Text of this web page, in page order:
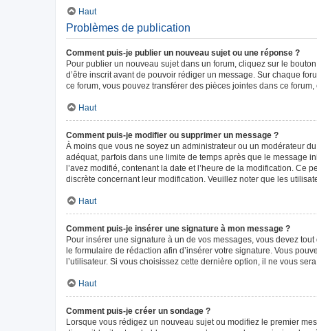
Haut
Problèmes de publication
Comment puis-je publier un nouveau sujet ou une réponse ?
Pour publier un nouveau sujet dans un forum, cliquez sur le
d’être inscrit avant de pouvoir rédiger un message. Sur chaque
ce forum, vous pouvez transférer des pièces jointes dans ce forum,
Haut
Comment puis-je modifier ou supprimer un message ?
À moins que vous ne soyez un administrateur ou un modérateur
adéquat, parfois dans une limite de temps après que le message
l’avez modifié, contenant la date et l’heure de la modification. Ce
discrète concernant leur modification. Veuillez noter que les
Haut
Comment puis-je insérer une signature à mon message ?
Pour insérer une signature à un de vos messages, vous devez
le formulaire de rédaction afin d’insérer votre signature. Vous
l’utilisateur. Si vous choisissez cette dernière option, il ne vous
Haut
Comment puis-je créer un sondage ?
Lorsque vous rédigez un nouveau sujet ou modifiez le premier